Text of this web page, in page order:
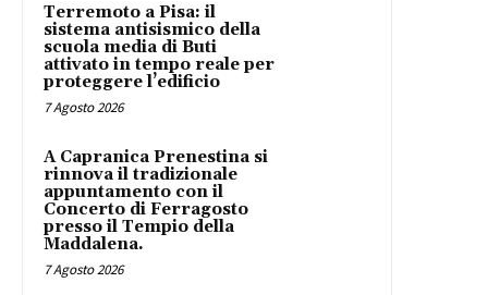
Terremoto a Pisa: il
sistema antisismico della
scuola media di Buti
attivato in tempo reale per
proteggere l’edificio
7 Agosto 2026
A Capranica Prenestina si
rinnova il tradizionale
appuntamento con il
Concerto di Ferragosto
presso il Tempio della
Maddalena.
7 Agosto 2026